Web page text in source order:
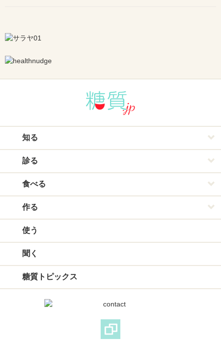
知る
診る
食べる
作る
使う
聞く
糖質トピックス